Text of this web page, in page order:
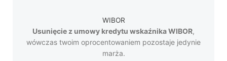
WIBOR
Usunięcie z umowy kredytu wskaźnika WIBOR,
wówczas twoim oprocentowaniem pozostaje jedynie
marża.